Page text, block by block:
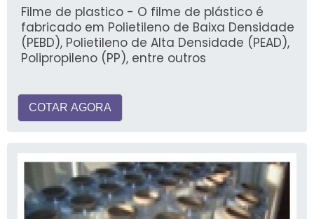
Filme de plastico - O filme de plástico é
fabricado em Polietileno de Baixa Densidade
(PEBD), Polietileno de Alta Densidade (PEAD),
Polipropileno (PP), entre outros
COTAR AGORA